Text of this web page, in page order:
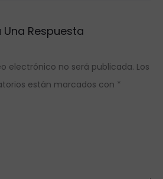
Una Respuesta
electrónico no será publicada. Los
están marcados con *